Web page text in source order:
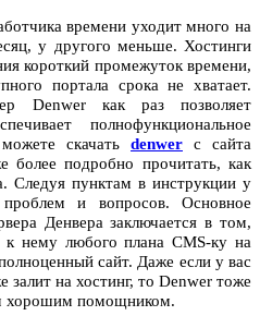
времени уходит много на
у другого меньше. Хостинги
короткий промежуток времени,
портала срока не хватает.
Denwer как раз позволяет
полнофункциональное
скачать denwer с сайта
более подробно прочитать, как
Следуя пунктам в инструкции у
и вопросов. Основное
Денвера заключается в том,
к нему любого плана CMS-ку на
сайт. Даже если у вас
залит на хостинг, то Denwer тоже
хорошим помощником.